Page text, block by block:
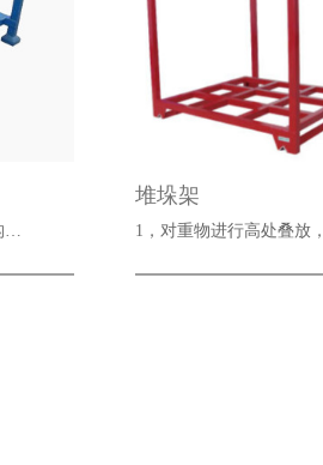
…
堆垛架
1，对重物进行高处叠放